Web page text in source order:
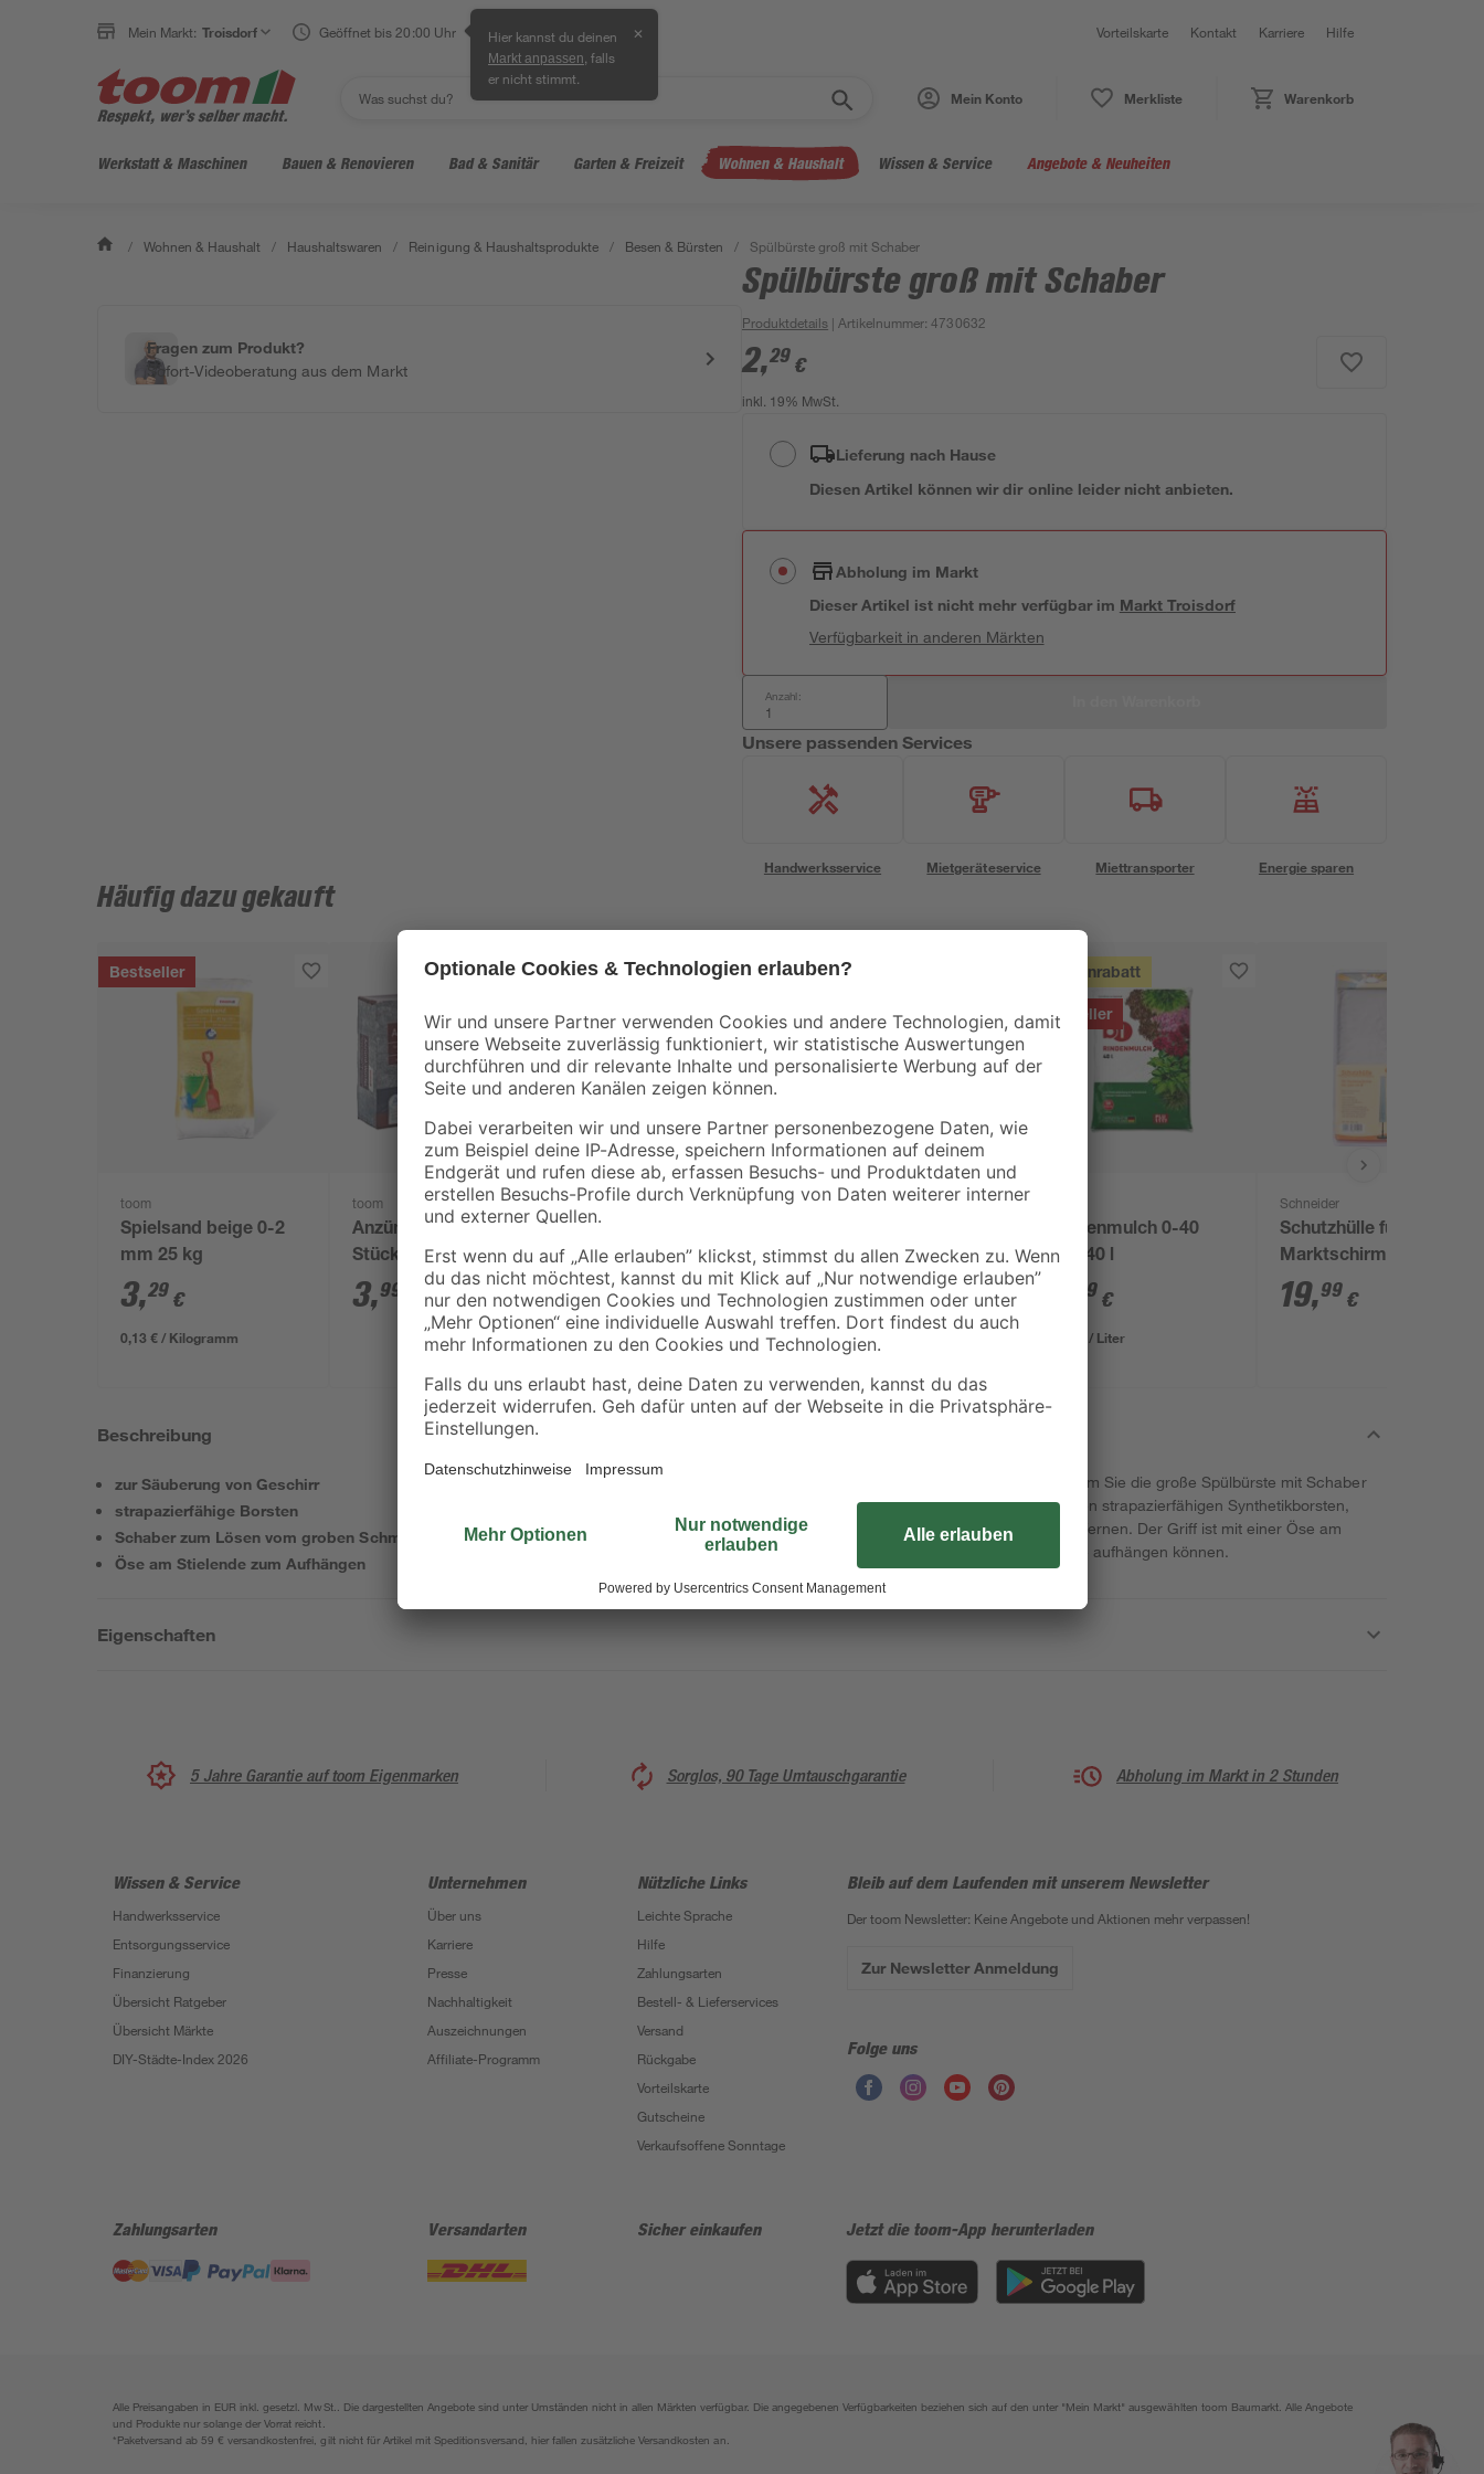
Mein Markt: Troisdorf Geöffnet bis 20:00 Uhr Hier kannst du deinen
Markt anpassen , falls
er nicht stimmt.
✕ Vorteilskarte Kontakt Karriere Hilfe
Mein Konto Merkliste Warenkorb
Werkstatt & Maschinen Bauen & Renovieren Bad & Sanitär Garten & Freizeit Wohnen & Haushalt Wissen & Service Angebote & Neuheiten
/ Wohnen & Haushalt / Haushaltswaren / Reinigung & Haushaltsprodukte / Besen & Bürsten / Spülbürste groß mit Schaber
Fragen zum Produkt?
Sofort-Videoberatung aus dem Markt
Spülbürste groß mit Schaber
Produktdetails | Artikelnummer:4730632
2,29 €
inkl. 19% MwSt.
Lieferung nach Hause
Diesen Artikel können wir dir online leider nicht anbieten.
Abholung im Markt
Dieser Artikel ist nicht mehr verfügbar im Markt Troisdorf
Verfügbarkeit in anderen Märkten
Anzahl:
Unsere passenden Services
Handwerksservice Mietgeräteservice Miettransporter Energie sparen
Häufig dazu gekauft
Bestseller
toom
Spielsand beige 0-2
mm 25 kg
3,29 €
0,13 € / Kilogramm
toom
Anzündwürfel 64
Stück
3,99
Bestseller
2,99€
598,00 € / m³
toom
4,99€
4,99 € / Liter
Mengenrabatt
Bestseller
Rindenmulch 0-40
mm 40 l
99 €
0,10 € / Liter
Schneider
Schutzhülle für
Marktschirm bis Ø
250 cm
19,99 €
Beschreibung
zur Säuberung von Geschirr
strapazierfähige Borsten
Schaber zum Lösen vom groben Schmutz
Öse am Stielende zum Aufhängen
Erleichtern Sie sich die Arbeit in der Küche, indem Sie die große Spülbürste mit Schaber
verwenden. Grobe Flecken beseitigen Sie mit den strapazierfähigen Synthetikborsten,
Verkrustungen lassen sich mit dem Schaber entfernen. Der Griff ist mit einer Öse am
Stielende ausgestattet, an der Sie die Spülbürste aufhängen können.
Eigenschaften
5 Jahre Garantie auf toom Eigenmarken Sorglos, 90 Tage Umtauschgarantie Abholung im Markt in 2 Stunden
Wissen & Service
Handwerksservice
Entsorgungsservice
Finanzierung
Übersicht Ratgeber
Übersicht Märkte
DIY-Städte-Index 2026
Unternehmen
Über uns
Karriere
Presse
Nachhaltigkeit
Auszeichnungen
Affiliate-Programm
Nützliche Links
Leichte Sprache
Hilfe
Zahlungsarten
Bestell- & Lieferservices
Versand
Rückgabe
Vorteilskarte
Gutscheine
Verkaufsoffene Sonntage
Bleib auf dem Laufenden mit unserem Newsletter
Der toom Newsletter: Keine Angebote und Aktionen mehr verpassen!
Zur Newsletter Anmeldung
Folge uns
Zahlungsarten Versandarten Sicher einkaufen Jetzt die toom-App herunterladen
Alle Preisangaben in EUR inkl. gesetzl. MwSt.. Die dargestellten Angebote sind unter Umständen nicht in allen Märkten verfügbar. Die angegebenen Verfügbarkeiten beziehen sich auf den unter "Mein Markt" ausgewählten toom Baumarkt. Alle Angebote
und Produkte nur solange der Vorrat reicht.
*Paketversand ab 59 € versandkostenfrei, gilt nicht für Artikel mit Speditionsversand, hier fallen zusätzliche Versandkosten an.